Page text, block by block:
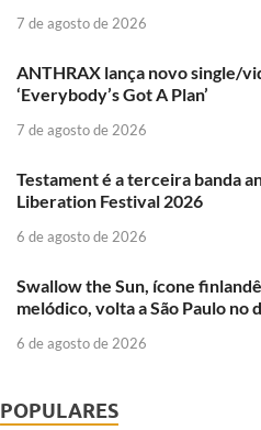
7 de agosto de 2026
ANTHRAX lança novo single/
‘Everybody’s Got A Plan’
7 de agosto de 2026
Testament é a terceira banda
Liberation Festival 2026
6 de agosto de 2026
Swallow the Sun, ícone
melódico, volta a São Paulo no
6 de agosto de 2026
POPULARES